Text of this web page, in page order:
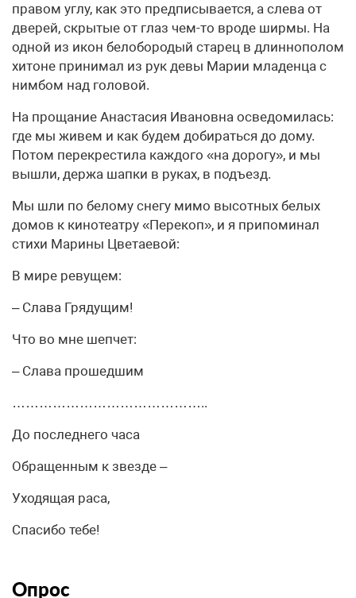
правом углу, как это предписывается, а слева от
дверей, скрытые от глаз чем-то вроде ширмы. На
одной из икон белобородый старец в длиннополом
хитоне принимал из рук девы Марии младенца с
нимбом над головой.
На прощание Анастасия Ивановна осведомилась:
где мы живем и как будем добираться до дому.
Потом перекрестила каждого «на дорогу», и мы
вышли, держа шапки в руках, в подъезд.
Мы шли по белому снегу мимо высотных белых
домов к кинотеатру «Перекоп», и я припоминал
стихи Марины Цветаевой:
В мире ревущем:
– Слава Грядущим!
Что во мне шепчет:
– Слава прошедшим
……………………………………..
До последнего часа
Обращенным к звезде –
Уходящая раса,
Спасибо тебе!
Опрос